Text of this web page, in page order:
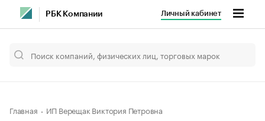
РБК Компании Личный кабинет
Главная ИП Верещак Виктория Петровна